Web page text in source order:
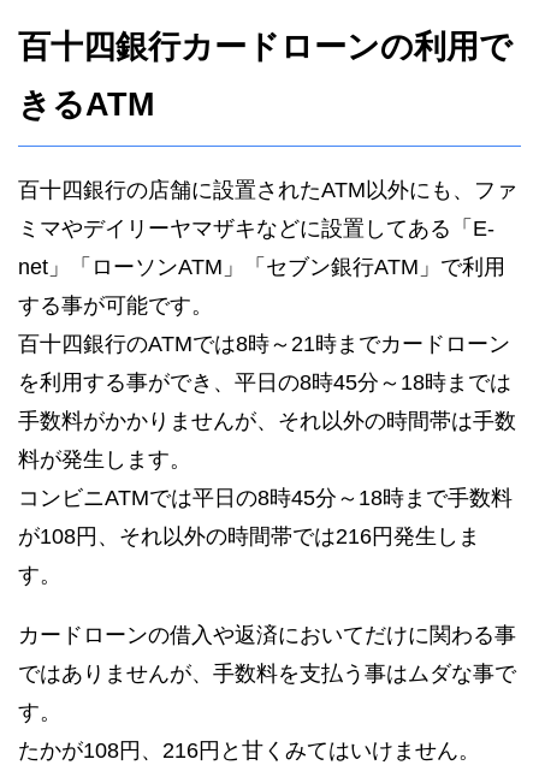
百十四銀行カードローンの利用で
きるATM
百十四銀行の店舗に設置されたATM以外にも、ファ
ミマやデイリーヤマザキなどに設置してある「E-
net」「ローソンATM」「セブン銀行ATM」で利用
する事が可能です。
百十四銀行のATMでは8時～21時までカードローン
を利用する事ができ、平日の8時45分～18時までは
手数料がかかりませんが、それ以外の時間帯は手数
料が発生します。
コンビニATMでは平日の8時45分～18時まで手数料
が108円、それ以外の時間帯では216円発生しま
す。
カードローンの借入や返済においてだけに関わる事
ではありませんが、手数料を支払う事はムダな事で
す。
たかが108円、216円と甘くみてはいけません。